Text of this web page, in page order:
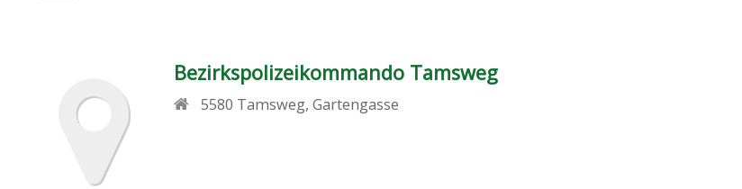
Bezirkspolizeikommando Tamsweg
5580 Tamsweg,Gartengasse